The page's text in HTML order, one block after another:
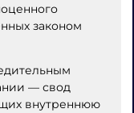
законом
— свод
внутреннюю